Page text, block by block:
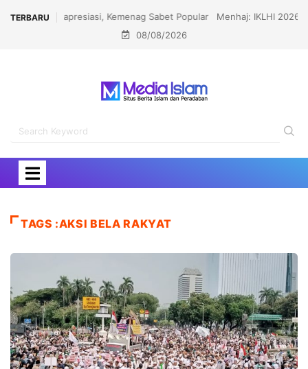
TERBARU
Menhaj: IKLHI 2026 Bukti Layanan Haji Kian Berkualitas
08/08/2026
TAGS :AKSI BELA RAKYAT